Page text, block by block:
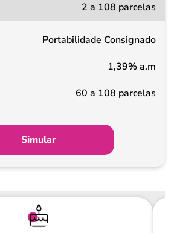
2 a 108 parcelas
Portabilidade Consignado
1,39% a.m
60 a 108 parcelas
Simular